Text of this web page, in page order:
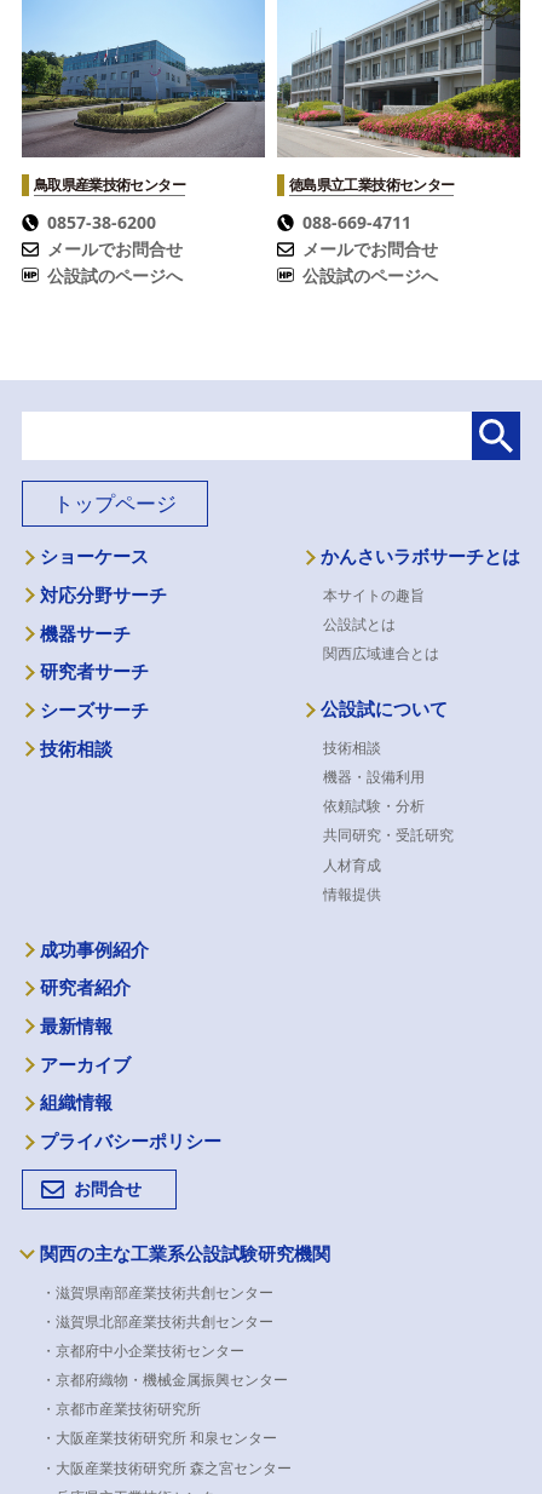
鳥取県産業技術センター
0857-38-6200
メールでお問合せ
公設試のページへ
徳島県立工業技術センター
088-669-4711
メールでお問合せ
公設試のページへ
トップページ
ショーケース
対応分野サーチ
機器サーチ
研究者サーチ
シーズサーチ
技術相談
かんさいラボサーチとは
本サイトの趣旨
公設試とは
関西広域連合とは
公設試について
技術相談
機器・設備利用
依頼試験・分析
共同研究・受託研究
人材育成
情報提供
成功事例紹介
研究者紹介
最新情報
アーカイブ
組織情報
プライバシーポリシー
お問合せ
関西の主な工業系公設試験研究機関
・滋賀県南部産業技術共創センター
・滋賀県北部産業技術共創センター
・京都府中小企業技術センター
・京都府織物・機械金属振興センター
・京都市産業技術研究所
・大阪産業技術研究所 和泉センター
・大阪産業技術研究所 森之宮センター